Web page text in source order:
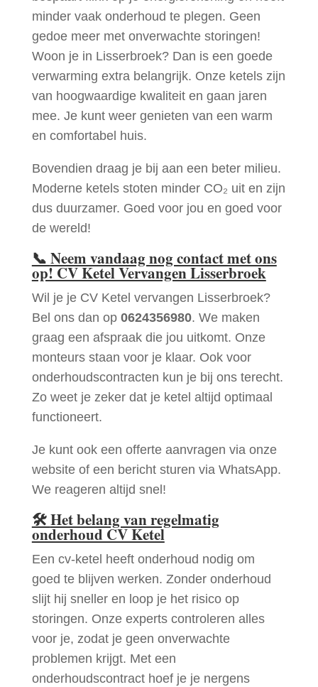
minder vaak onderhoud te plegen. Geen
gedoe meer met onverwachte storingen!
Woon je in Lisserbroek? Dan is een goede
verwarming extra belangrijk. Onze ketels zijn
van hoogwaardige kwaliteit en gaan jaren
mee. Je kunt weer genieten van een warm
en comfortabel huis.
Bovendien draag je bij aan een beter milieu.
Moderne ketels stoten minder CO₂ uit en zijn
dus duurzamer. Goed voor jou en goed voor
de wereld!
📞 Neem vandaag nog contact met ons
op! CV Ketel Vervangen Lisserbroek
Wil je je CV Ketel vervangen Lisserbroek?
Bel ons dan op 0624356980. We maken
graag een afspraak die jou uitkomt. Onze
monteurs staan voor je klaar. Ook voor
onderhoudscontracten kun je bij ons terecht.
Zo weet je zeker dat je ketel altijd optimaal
functioneert.
Je kunt ook een offerte aanvragen via onze
website of een bericht sturen via WhatsApp.
We reageren altijd snel!
🛠Het belang van regelmatig
onderhoud CV Ketel
Een cv-ketel heeft onderhoud nodig om
goed te blijven werken. Zonder onderhoud
slijt hij sneller en loop je het risico op
storingen. Onze experts controleren alles
voor je, zodat je geen onverwachte
problemen krijgt. Met een
onderhoudscontract hoef je je nergens